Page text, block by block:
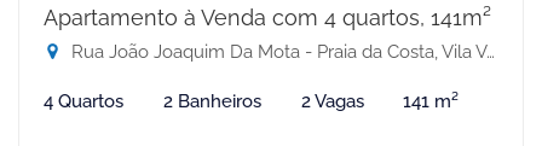
Apartamento à Venda com 4 quartos, 141m²
Rua João Joaquim Da Mota - Praia da Costa, Vila Velha-ES
4 Quartos 2 Banheiros 2 Vagas 141 m²